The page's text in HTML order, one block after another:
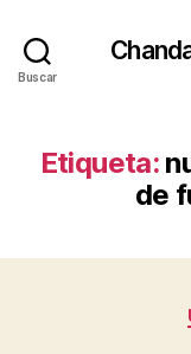
Buscar
Etiqueta:
de